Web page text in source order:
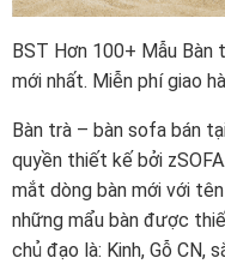
BST Hơn 100+ Mẫu Bàn
mới nhất. Miễn phí giao
Bàn trà – bàn sofa bán
quyền thiết kế bởi
mắt dòng bàn mới với
những mẩu bàn được
chủ đạo là: Kinh, Gỗ CN,